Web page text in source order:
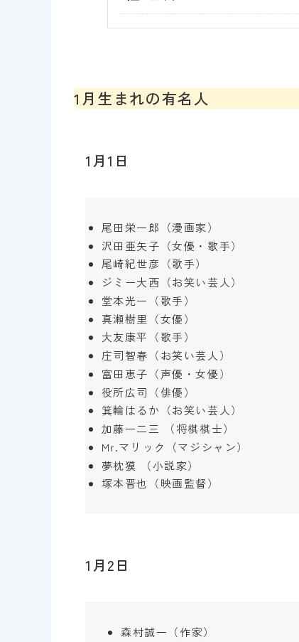
1月生まれの有名人
1月1日
尾田栄一郎（漫画家）
沢田亜矢子（女優・歌手）
尾崎紀世彦（歌手）
ジミー大西（お笑い芸人）
堂本光一（歌手）
真瀬樹里（女優）
大友康平（歌手）
庄司智春（お笑い芸人）
富田恵子（声優・女優）
役所広司（俳優）
箕輪はるか（お笑い芸人）
加藤一二三 （将棋棋士）
Mr.マリック（マジシャン）
夢枕獏 （小説家）
塚本晋也（映画監督）
1月2日
森村誠一（作家）